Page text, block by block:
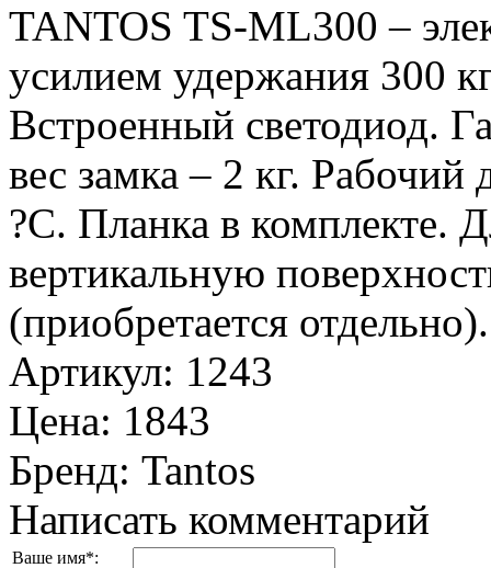
TANTOS TS-ML300 –
усилием удержания 300
Встроенный светодиод.
вес замка – 2 кг.
?С. Планка в комплекте.
вертикальную
(приобретается отдельно).
Артикул: 1243
Цена: 1843
Бренд: Tantos
Написать комментарий
Ваше имя*: